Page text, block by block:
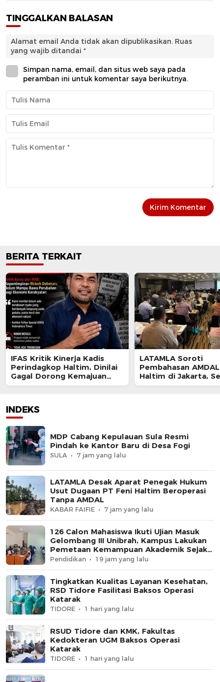
TINGGALKAN BALASAN
Alamat email Anda tidak akan dipublikasikan. Ruas
yang wajib ditandai *
Simpan nama, email, dan situs web saya pada
peramban ini untuk komentar saya berikutnya.
BERITA TERKAIT
IFAS Kritik Kinerja Kadis
Perindagkop Haltim, Dinilai
Gagal Dorong Kemajuan
UMKM dan Koperasi
LATAMLA Soroti
Pembahasan
Haltim di Jakarta,
Berpotensi Cacat
INDEKS
MDP Cabang Kepulauan Sula Resmi
Pindah ke Kantor Baru di Desa Fogi
SULA 7 jam yang lalu
LATAMLA Desak Aparat Penegak Hukum
Usut Dugaan PT Feni Haltim Beroperasi
Tanpa AMDAL
KABAR FAIFIE 7 jam yang lalu
126 Calon Mahasiswa Ikuti Ujian Masuk
Gelombang III Unibrah, Kampus Lakukan
Pemetaan Kemampuan Akademik Sejak
Awal
Pendidikan 19 jam yang lalu
Tingkatkan Kualitas Layanan Kesehatan,
RSD Tidore Fasilitasi Baksos Operasi
Katarak
TIDORE 1 hari yang lalu
RSUD Tidore dan KMK, Fakultas
Kedokteran UGM Baksos Operasi
Katarak
TIDORE 1 hari yang lalu